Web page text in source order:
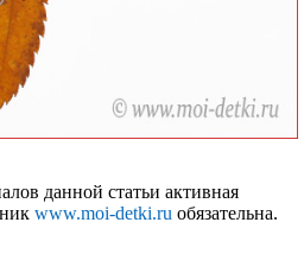
данной статьи активная
www.moi-detki.ru обязательна.